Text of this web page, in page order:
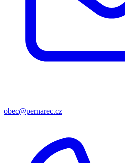
obec@pernarec.cz